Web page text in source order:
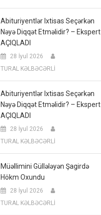
Abituriyentlər Ixtisas Seçərkən
Nəyə Diqqət Etməlidir? – Ekspert
AÇIQLADI
28 İyul 2026
TURAL KƏLBƏCƏRLİ
Abituriyentlər Ixtisas Seçərkən
Nəyə Diqqət Etməlidir? – Ekspert
AÇIQLADI
28 İyul 2026
TURAL KƏLBƏCƏRLİ
Müəllimini Güllələyən Şagirdə
Hökm Oxundu
28 İyul 2026
TURAL KƏLBƏCƏRLİ